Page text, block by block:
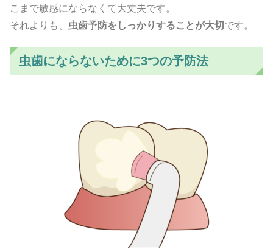
こまで敏感にならなくて大丈夫です。
それよりも、 虫歯予防をしっかりすることが大切 です。
虫歯にならないために3つの予防法